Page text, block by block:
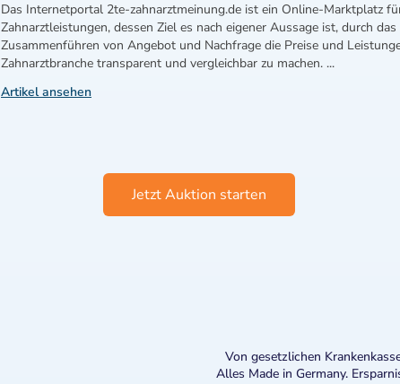
Das Internetportal 2te-zahnarztmeinung.de ist ein Online-Marktplatz
Zahnarztleistungen, dessen Ziel es nach eigener Aussage ist, durch das
Zusammenführen von Angebot und Nachfrage die Preise und
Zahnarztbranche transparent und vergleichbar zu machen. ...
Artikel ansehen
Jetzt Auktion starten
Von gesetzlichen
Alles Made in Germany.